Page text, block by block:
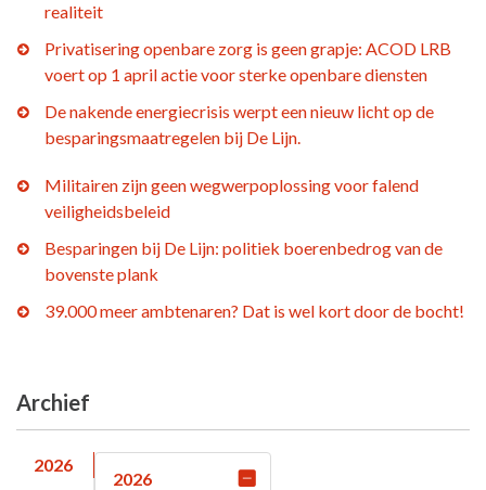
realiteit
Privatisering openbare zorg is geen grapje: ACOD LRB
voert op 1 april actie voor sterke openbare diensten
De nakende energiecrisis werpt een nieuw licht op de
besparingsmaatregelen bij De Lijn.
Militairen zijn geen wegwerpoplossing voor falend
veiligheidsbeleid
Besparingen bij De Lijn: politiek boerenbedrog van de
bovenste plank
39.000 meer ambtenaren? Dat is wel kort door de bocht!
Archief
2026
2026